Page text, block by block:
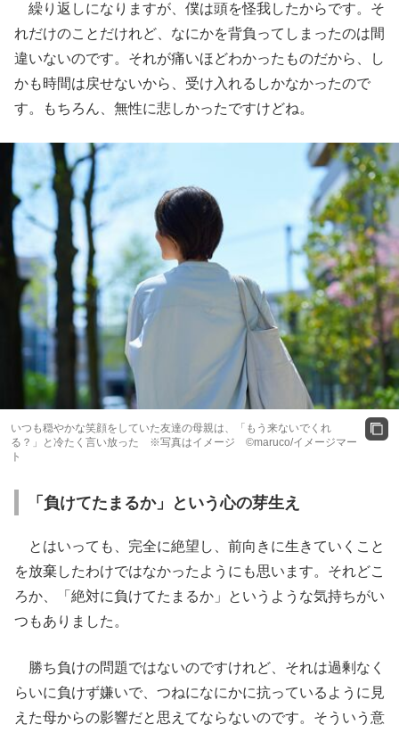
繰り返しになりますが、僕は頭を怪我したからです。そ
れだけのことだけれど、なにかを背負ってしまったのは間
違いないのです。それが痛いほどわかったものだから、し
かも時間は戻せないから、受け入れるしかなかったので
す。もちろん、無性に悲しかったですけどね。
いつも穏やかな笑顔をしていた友達の母親は、「もう来ないでくれ
る？」と冷たく言い放った ※写真はイメージ ©maruco/イメージマー
ト
「負けてたまるか」という心の芽生え
とはいっても、完全に絶望し、前向きに生きていくこと
を放棄したわけではなかったようにも思います。それどこ
ろか、「絶対に負けてたまるか」というような気持ちがい
つもありました。
勝ち負けの問題ではないのですけれど、それは過剰なく
らいに負けず嫌いで、つねになにかに抗っているように見
えた母からの影響だと思えてならないのです。そういう意